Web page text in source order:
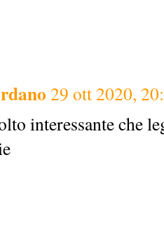
29 ott 2020,
interessante che